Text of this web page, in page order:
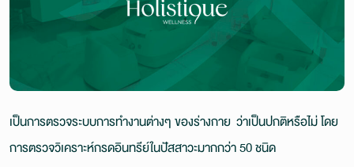
เป็นการตรวจระบบการทำงานต่างๆ ของร่างกาย ว่าเป็นปกติหรือไม่ โดย
การตรวจวิเคราะห์กรดอินทรีย์ในปัสสาวะมากกว่า 50 ชนิด